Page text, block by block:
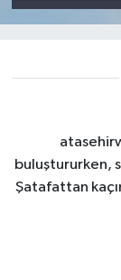
buluştururken,
Şatafattan